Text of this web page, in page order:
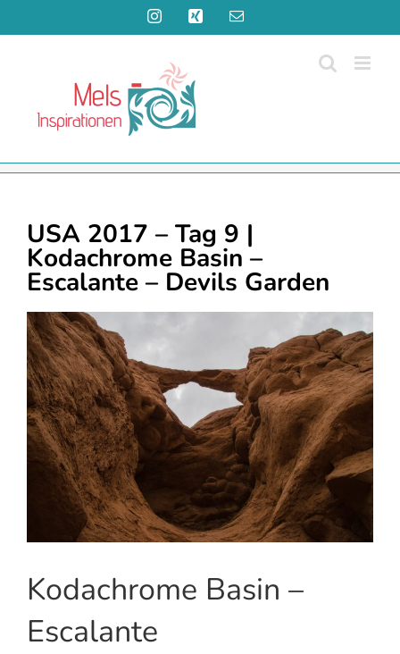
Inhalt
InstagramXing
E-
USA 2017 – Tag 9 |
Kodachrome Basin –
Escalante – Devils Garden
Zeige
grösseres
Bild
Kodachrome Basin –
Escalante